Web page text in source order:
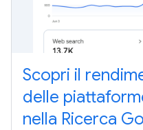
Scopri il
delle
nella Ricerca